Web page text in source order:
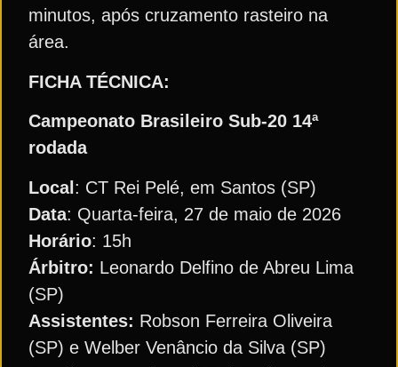
minutos, após cruzamento rasteiro na
área.
FICHA TÉCNICA:
Campeonato Brasileiro Sub-20 14ª
rodada
Local: CT Rei Pelé, em Santos (SP)
Data: Quarta-feira, 27 de maio de 2026
Horário: 15h
Árbitro: Leonardo Delfino de Abreu Lima
(SP)
Assistentes: Robson Ferreira Oliveira
(SP) e Welber Venâncio da Silva (SP)